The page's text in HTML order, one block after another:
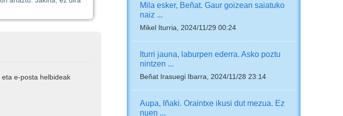
e-posta helbideak
Mila esker, Beñat. Gaur goizean saiatuko
naiz ...
Mikel Iturria, 2024/11/29 00:24
Iturri jauna, laburpen ederra. Asko poztu
nintzen ...
Beñat Irasuegi Ibarra, 2024/11/28 23:14
Aupa, Iñaki. Oraintxe ikusi dut mezua. Ez
nuen ...